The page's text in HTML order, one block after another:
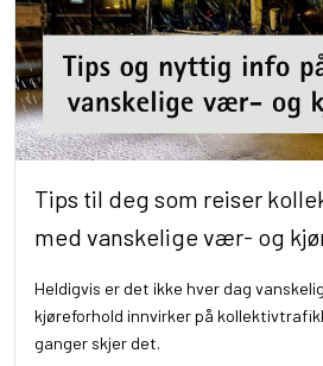
Tips til deg som reiser
med vanskelige vær- og
Heldigvis er det ikke hver dag
kjøreforhold innvirker på
ganger skjer det.